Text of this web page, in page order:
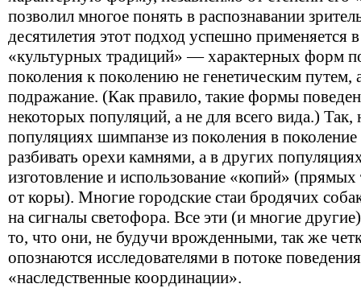
позволил многое понять в распознавании
десятилетия этот подход успешно применяется
«культурных традиций» — характерных форм
поколения к поколению не генетическим путем,
подражание. (Как правило, такие формы
некоторых популяций, а не для всего вида.)
популяциях шимпанзе из поколения в поколение
разбивать орехи камнями, а в других
изготовление и использование «копий»
от коры). Многие городские стаи бродячих
на сигналы светофора. Все эти (и многие
то, что они, не будучи врожденными, так же
опознаются исследователями в потоке
«наследственные координации».